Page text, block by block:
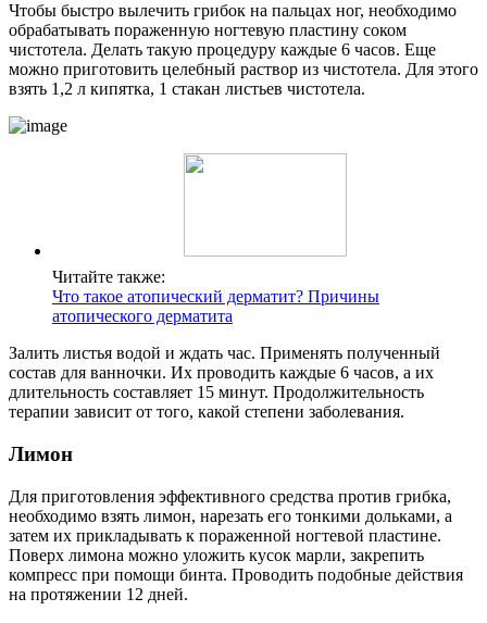
Чтобы быстро вылечить грибок на пальцах ног, необходимо
обрабатывать пораженную ногтевую пластину соком
чистотела. Делать такую процедуру каждые 6 часов. Еще
можно приготовить целебный раствор из чистотела. Для этого
взять 1,2 л кипятка, 1 стакан листьев чистотела.
Читайте также:
Что такое атопический дерматит? Причины
атопического дерматита
Залить листья водой и ждать час. Применять полученный
состав для ванночки. Их проводить каждые 6 часов, а их
длительность составляет 15 минут. Продолжительность
терапии зависит от того, какой степени заболевания.
Лимон
Для приготовления эффективного средства против грибка,
необходимо взять лимон, нарезать его тонкими дольками, а
затем их прикладывать к пораженной ногтевой пластине.
Поверх лимона можно уложить кусок марли, закрепить
компресс при помощи бинта. Проводить подобные действия
на протяжении 12 дней.